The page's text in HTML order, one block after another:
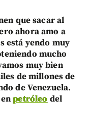
que sacar al
ahora amo a
está yendo muy
mucho
muy bien
de millones de
de Venezuela.
enpetróleo del